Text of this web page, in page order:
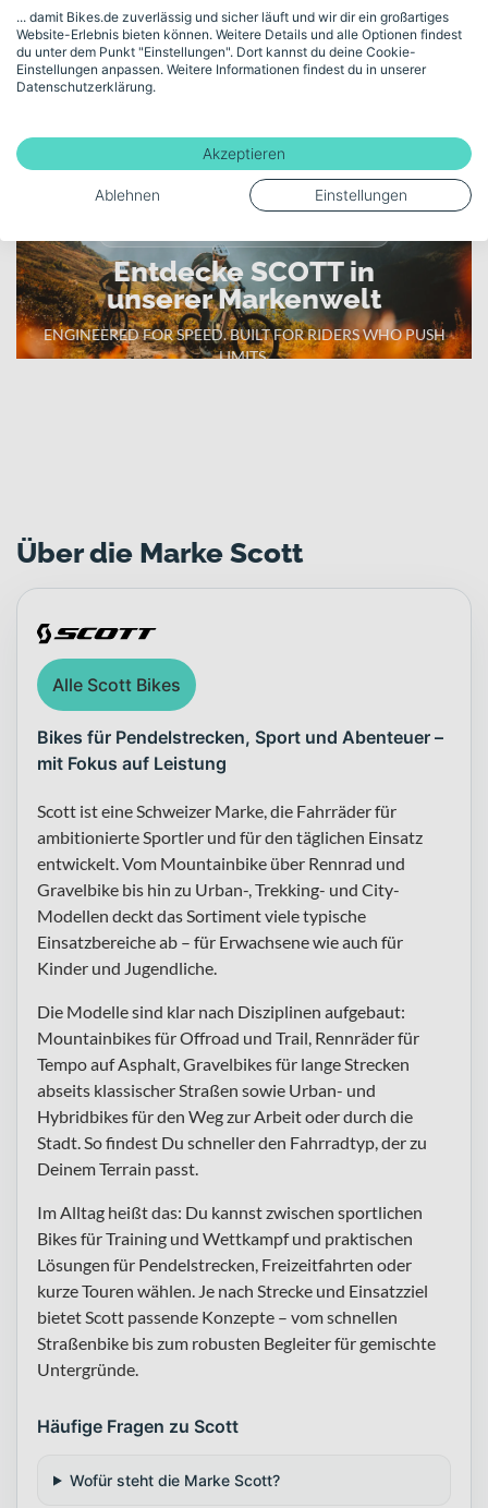
langlebigen Riemenantrieb. Die 29 Zoll Laufräder, die
komfortorientierte SR Suntour Gabel mit 100 mm Federweg und
die zuverlässigen hydraulischen Scheibenbremsen machen es zu
einem verlässlichen Begleiter für tägliche Wege und entspannte
Akku-Kapazität (Wh)
800
Entdecke SCOTT in
unserer Markenwelt
ENGINEERED FOR SPEED. BUILT FOR RIDERS WHO PUSH
LIMITS.
Über die Marke Scott
Alle Scott Bikes
Bikes für Pendelstrecken, Sport und Abenteuer –
mit Fokus auf Leistung
Scott ist eine Schweizer Marke, die Fahrräder für
ambitionierte Sportler und für den täglichen Einsatz
entwickelt. Vom Mountainbike über Rennrad und
Gravelbike bis hin zu Urban-, Trekking- und City-
Modellen deckt das Sortiment viele typische
Einsatzbereiche ab – für Erwachsene wie auch für
Kinder und Jugendliche.
Die Modelle sind klar nach Disziplinen aufgebaut:
Mountainbikes für Offroad und Trail, Rennräder für
Tempo auf Asphalt, Gravelbikes für lange Strecken
abseits klassischer Straßen sowie Urban- und
Hybridbikes für den Weg zur Arbeit oder durch die
Stadt. So findest Du schneller den Fahrradtyp, der zu
Deinem Terrain passt.
Im Alltag heißt das: Du kannst zwischen sportlichen
Bikes für Training und Wettkampf und praktischen
Lösungen für Pendelstrecken, Freizeitfahrten oder
kurze Touren wählen. Je nach Strecke und Einsatzziel
bietet Scott passende Konzepte – vom schnellen
Straßenbike bis zum robusten Begleiter für gemischte
Untergründe.
Häufige Fragen zu Scott
Wofür steht die Marke Scott?
... damit Bikes.de zuverlässig und sicher läuft und wir dir ein großartiges
Website-Erlebnis bieten können. Weitere Details und alle Optionen findest
du unter dem Punkt "Einstellungen". Dort kannst du deine Cookie-
Einstellungen anpassen. Weitere Informationen findest du in unserer
Datenschutzerklärung.
Akzeptieren
Ablehnen Einstellungen